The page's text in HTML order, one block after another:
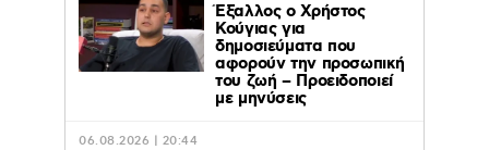
Έξαλλος ο Χρήστος
Κούγιας για
δημοσιεύματα που
αφορούν την προσωπική
του ζωή – Προειδοποιεί
με μηνύσεις
06.08.2026 | 20:44